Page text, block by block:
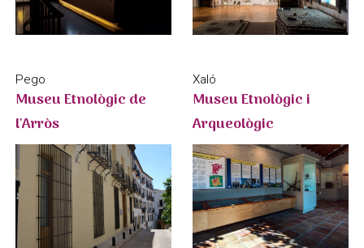
Pego
Museu Etnològic de
l'Arròs
Xaló
Museu Etnològic i
Arqueològic